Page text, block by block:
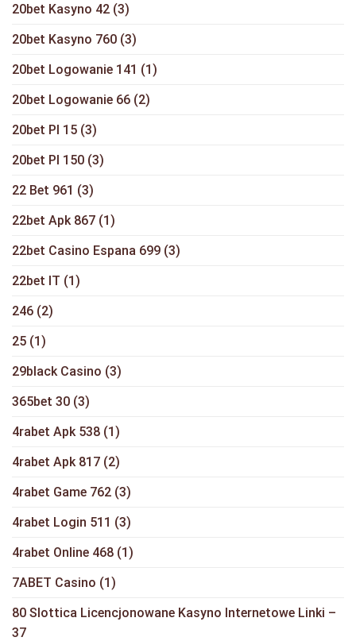
20bet Kasyno 42 (3)
20bet Kasyno 760 (3)
20bet Logowanie 141 (1)
20bet Logowanie 66 (2)
20bet Pl 15 (3)
20bet Pl 150 (3)
22 Bet 961 (3)
22bet Apk 867 (1)
22bet Casino Espana 699 (3)
22bet IT (1)
246 (2)
25 (1)
29black Casino (3)
365bet 30 (3)
4rabet Apk 538 (1)
4rabet Apk 817 (2)
4rabet Game 762 (3)
4rabet Login 511 (3)
4rabet Online 468 (1)
7ABET Casino (1)
80 Slottica Licencjonowane Kasyno Internetowe Linki –
37